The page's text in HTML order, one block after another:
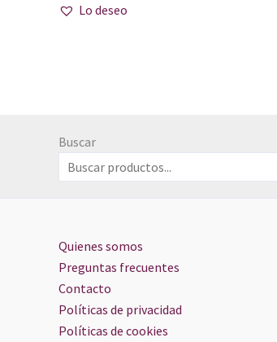
Lo deseo
Buscar
Quienes somos
Preguntas frecuentes
Contacto
Políticas de privacidad
Políticas de cookies